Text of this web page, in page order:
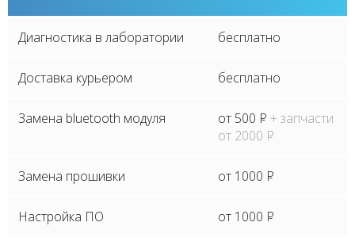
Диагностика в лаборатории бесплатно
Доставка курьером бесплатно
Замена bluetooth модуля от 500 P + запчасти
от 2000 P
Замена прошивки от 1000 P
Настройка ПО от 1000 P